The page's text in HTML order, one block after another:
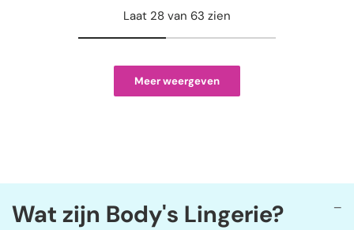
Laat 28 van 63 zien
Meer weergeven
Wat zijn Body's Lingerie?